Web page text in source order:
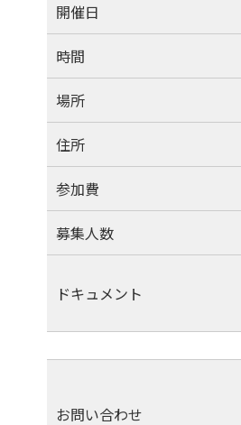
開催日
時間
場所
住所
参加費
募集人数
ドキュメント
お問い合わせ